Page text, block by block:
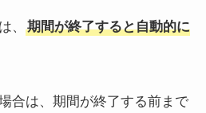
、
期間が終了すると自動的に
合は、期間が終了する前まで